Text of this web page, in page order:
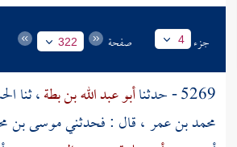
جزء 4 صفحة 322
5269 - حدثنا أبو عبد الله بن بطة، ثنا
محمد بن عمر، قال : فحدثنيموسى بن